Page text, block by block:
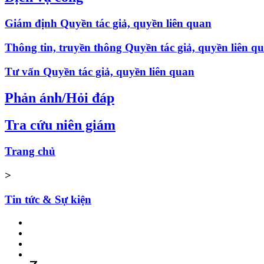
Giám định Quyền tác giả, quyền liên quan
Thông tin, truyền thông Quyền tác giả, quyền liên
Tư vấn Quyền tác giả, quyền liên quan
Phản ánh/Hỏi đáp
Tra cứu niên giám
Trang chủ
>
Tin tức & Sự kiện